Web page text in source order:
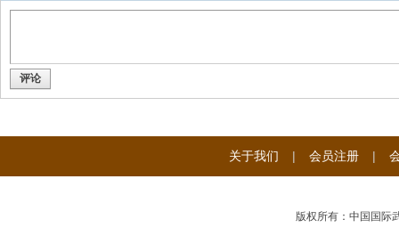
武
评论
关于我们 | 会员注册 |
版权所有：中国国际